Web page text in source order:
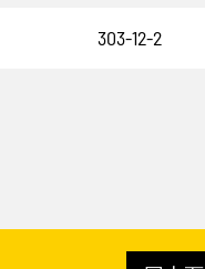
303-12-2